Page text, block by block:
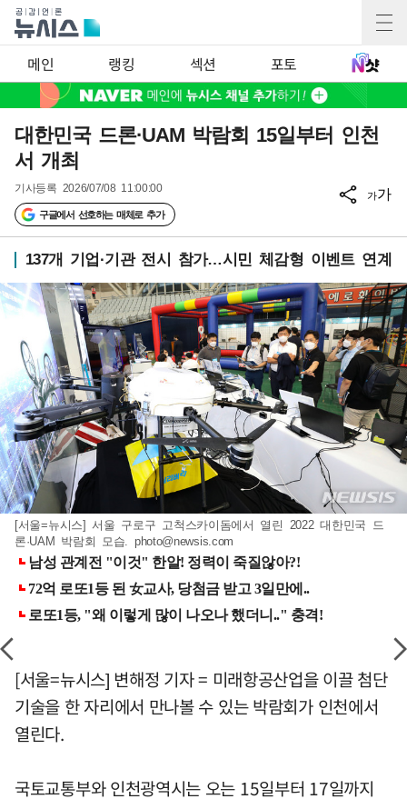
메인 랭킹 섹션 포토
대한민국 드론·UAM 박람회 15일부터 인천
서 개최
기사등록 2026/07/08 11:00:00
구글에서 선호하는 매체로 추가
가가
137개 기업·기관 전시 참가…시민 체감형 이벤트 연계
[서울=뉴시스] 서울 구로구 고척스카이돔에서 열린 2022 대한민국 드
론·UAM 박람회 모습. photo@newsis.com
[서울=뉴시스] 변해정 기자 = 미래항공산업을 이끌 첨단
기술을 한 자리에서 만나볼 수 있는 박람회가 인천에서
열린다.
국토교통부와 인천광역시는 오는 15일부터 17일까지